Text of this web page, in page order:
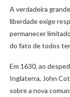
A verdadeira
liberdade exige
permanecer
do fato de todos
Em 1630, ao
Inglaterra, John
sobre a nova